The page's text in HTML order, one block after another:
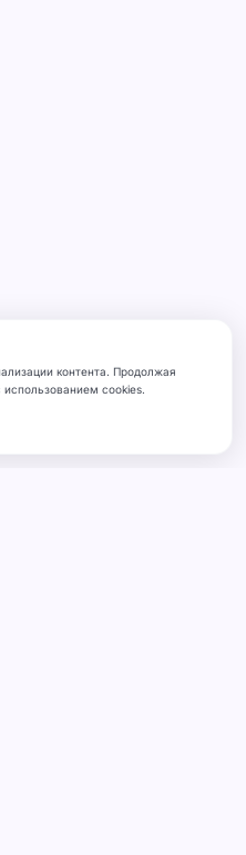
контента. Продолжая
использованием cookies.